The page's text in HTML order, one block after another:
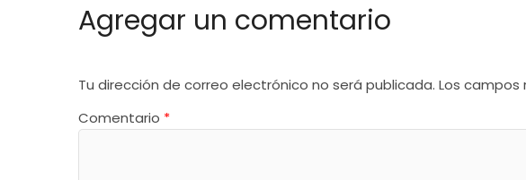
Agregar un comentario
Tu dirección de correo electrónico no será publicada. Los
Comentario *